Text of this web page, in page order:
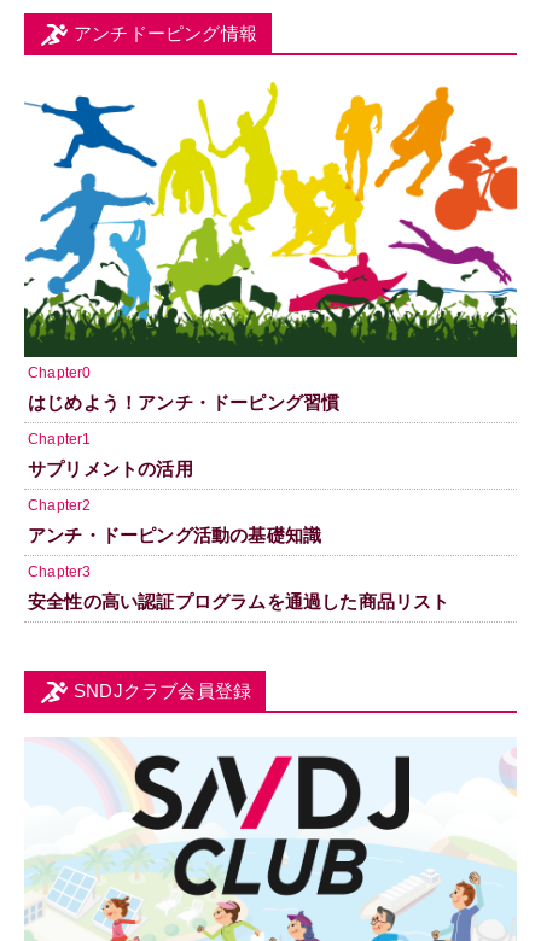
アンチドーピング情報
Chapter0
はじめよう！アンチ・ドーピング習慣
Chapter1
サプリメントの活用
Chapter2
アンチ・ドーピング活動の基礎知識
Chapter3
安全性の高い認証プログラムを通過した商品リスト
SNDJクラブ会員登録